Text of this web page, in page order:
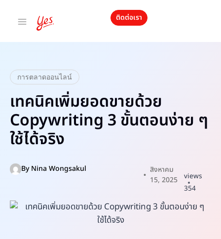
ติดต่อเรา
การตลาดออนไลน์
เทคนิคเพิ่มยอดขายด้วย
Copywriting 3 ขั้นตอนง่าย ๆ
ใช้ได้จริง
ByNina Wongsakul
สิงหาคม
15, 2025
views
354